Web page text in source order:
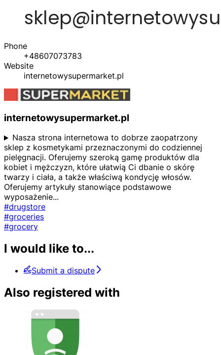
Phone
+48607073783
Website
internetowysupermarket.pl
internetowysupermarket.pl
Nasza strona internetowa to dobrze zaopatrzony
sklep z kosmetykami przeznaczonymi do codziennej
pielęgnacji. Oferujemy szeroką gamę produktów dla
kobiet i mężczyzn, które ułatwią Ci dbanie o skórę
twarzy i ciała, a także właściwą kondycję włosów.
Oferujemy artykuły stanowiące podstawowe
wyposażenie...
#drugstore
#groceries
#grocery
I would like to...
Submit a dispute
Also registered with